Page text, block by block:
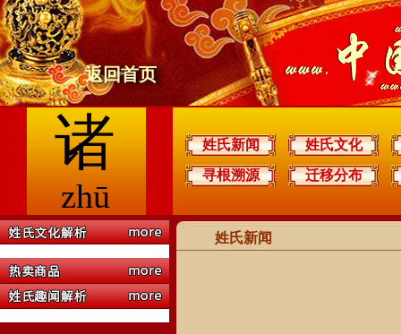
返回首页
诸
zhū
姓氏新闻
姓氏文化
寻根溯源
迁移分布
姓氏新闻